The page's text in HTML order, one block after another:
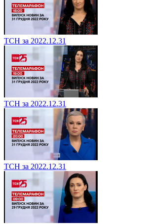
ТСН за 2022.12.31
ТСН за 2022.12.31
ТСН за 2022.12.31